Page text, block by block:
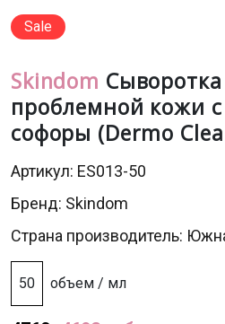
Sale
Skindom
проблемной кожи с
софоры (Dermo
Артикул: ES013-50
Бренд: Skindom
Страна производитель:
50 объем / мл